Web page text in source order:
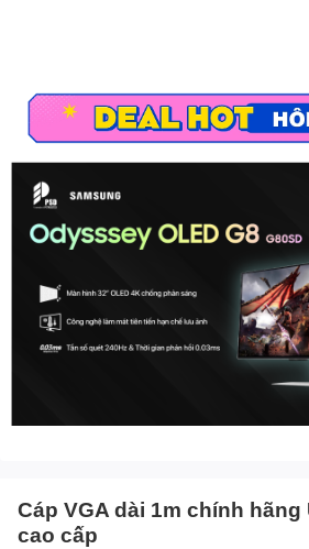
Cáp VGA dài 1m chính hãng
cao cấp